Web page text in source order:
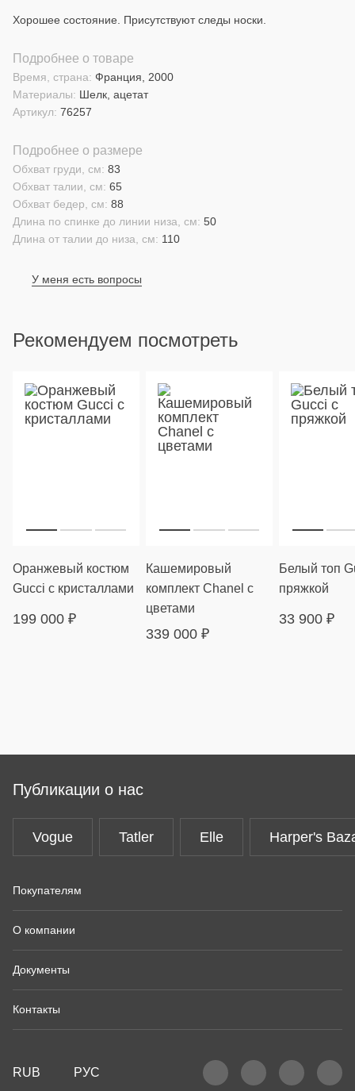
Хорошее состояние. Присутствуют следы носки.
Подробнее о товаре
Материалы: Шелк, ацетат
Время, страна: Франция, 2000
Артикул: 76257
Подробнее о размере
Длина от талии до низа, см: 110
Длина по спинке до линии низа, см: 50
Обхват бедер, см: 88
Обхват талии, см: 65
Обхват груди, см: 83
У меня есть вопросы
Рекомендуем посмотреть
Оранжевый костюм
Gucci с кристаллами
199 000 ₽
Кашемировый
комплект Chanel с
цветами
339 000 ₽
Белый топ
пряжкой
33 900 ₽
Публикации о нас
Vogue Tatler Elle Harper's
Покупателям
О компании
Документы
Контакты
RUB РУС